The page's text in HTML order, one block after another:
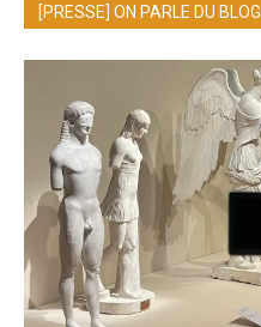
[PRESSE] ON PARLE DU BLOG